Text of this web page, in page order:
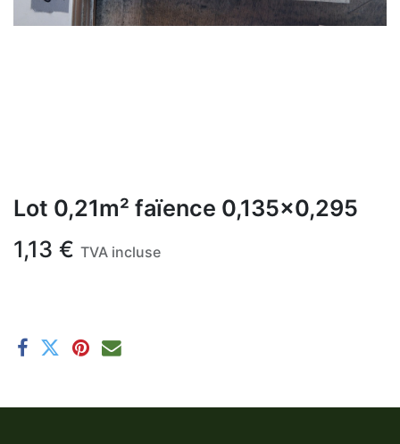
Lot 0,21m² faïence 0,135x0,295
1,13 € TVA incluse